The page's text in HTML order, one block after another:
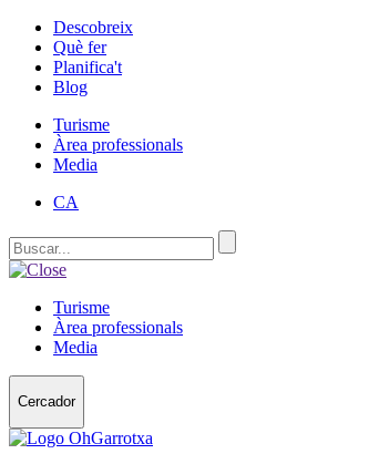
Descobreix
Què fer
Planifica't
Blog
Turisme
Àrea professionals
Media
CA
Turisme
Àrea professionals
Media
Cercador